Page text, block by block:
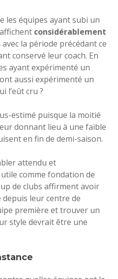
les équipes ayant subi un
considérablement
avec la période précédant ce
conservé leur coach. En
ayant expérimenté un
aussi expérimenté un
l’eût cru ?
estimé puisque la moitié
donnant lieu à une faible
en fin de demi-saison.
attendu et
comme fondation de
de clubs affirment avoir
leur centre de
première et trouver un
style devrait être une